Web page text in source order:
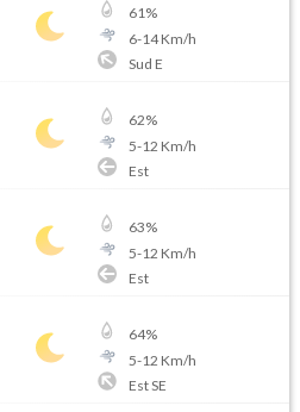
61%
6-14Km/h
Sud E
62%
5-12 Km/h
Est
63%
5-12 Km/h
Est
64%
5-12 Km/h
Est SE